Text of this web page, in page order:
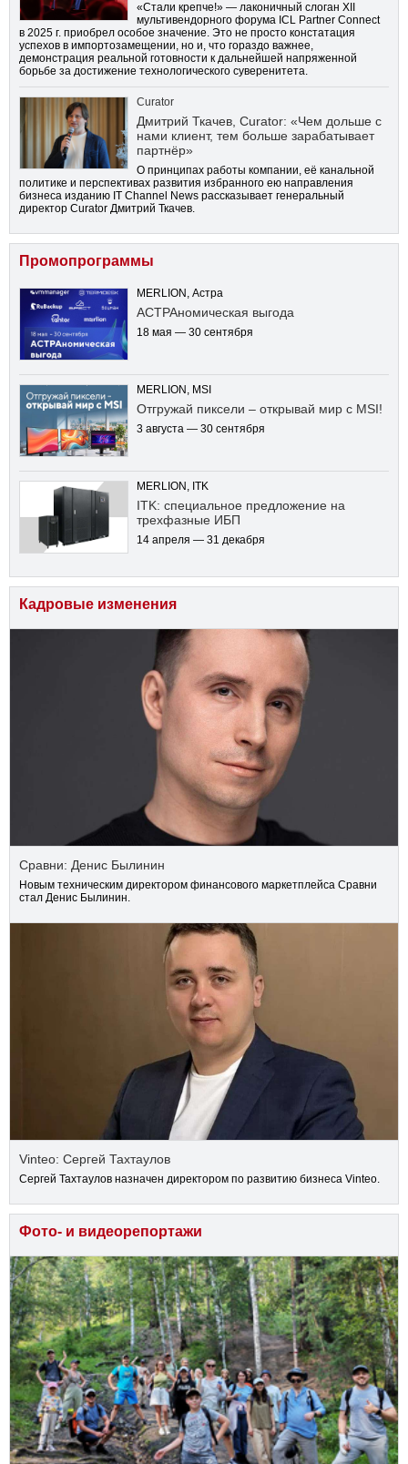
«Стали крепче!» — лаконичный слоган XII
мультивендорного форума ICL Partner Connect
в 2025 г. приобрел особое значение. Это не просто констатация
успехов в импортозамещении, но и, что гораздо важнее,
демонстрация реальной готовности к дальнейшей напряженной
борьбе за достижение технологического суверенитета.
Curator
Дмитрий Ткачев, Curator: «Чем дольше с
нами клиент, тем больше зарабатывает
партнёр»
О принципах работы компании, её канальной
политике и перспективах развития избранного ею направления
бизнеса изданию IT Channel News рассказывает генеральный
директор Curator Дмитрий Ткачев.
Промопрограммы
MERLION, Астра
АСТРАномическая выгода
18 мая — 30 сентября
MERLION, MSI
Отгружай пиксели – открывай мир с MSI!
3 августа — 30 сентября
MERLION, ITK
ITK: специальное предложение на
трехфазные ИБП
14 апреля — 31 декабря
Кадровые изменения
Сравни: Денис Былинин
Новым техническим директором финансового маркетплейса Сравни
стал Денис Былинин.
Vinteo: Сергей Тахтаулов
Сергей Тахтаулов назначен директором по развитию бизнеса Vinteo.
Фото- и видеорепортажи